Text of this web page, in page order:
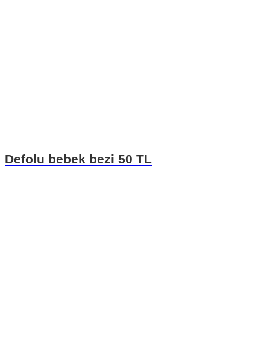
Defolu bebek bezi 50 TL